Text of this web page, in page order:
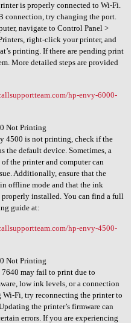
is properly connected to Wi-Fi.
connection, try changing the port.
navigate to Control Panel >
right-click your printer, and
printing. If there are pending print
More detailed steps are provided
hp-envy-6000-
Not Printing
4500 is not printing, check if the
the default device. Sometimes, a
the printer and computer can
Additionally, ensure that the
offline mode and that the ink
properly installed. You can find a full
guide at:
hp-envy-4500-
Not Printing
7640 may fail to print due to
low ink levels, or a connection
Wi-Fi, try reconnecting the printer to
the printer’s firmware can
errors. If you are experiencing